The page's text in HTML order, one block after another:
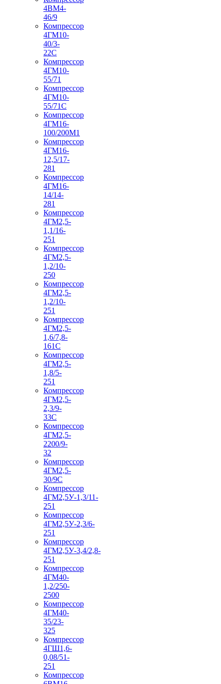
4ВМ4-
46/9
Компрессор
4ГМ10-
40/3-
22С
Компрессор
4ГМ10-
55/71
Компрессор
4ГМ10-
55/71С
Компрессор
4ГМ16-
100/200М1
Компрессор
4ГМ16-
12,5/17-
281
Компрессор
4ГМ16-
14/14-
281
Компрессор
4ГМ2,5-
1,1/16-
251
Компрессор
4ГМ2,5-
1,2/10-
250
Компрессор
4ГМ2,5-
1,2/10-
251
Компрессор
4ГМ2,5-
1,6/7,8-
161С
Компрессор
4ГМ2,5-
1,8/5-
251
Компрессор
4ГМ2,5-
2,3/9-
33С
Компрессор
4ГМ2,5-
2200/9-
32
Компрессор
4ГМ2,5-
30/9С
Компрессор
4ГМ2,5У-1,3/11-
251
Компрессор
4ГМ2,5У-2,3/6-
251
Компрессор
4ГМ2,5У-3,4/2,8-
251
Компрессор
4ГМ40-
1,2/250-
2500
Компрессор
4ГМ40-
35/23-
325
Компрессор
4ГШ1,6-
0,08/51-
251
Компрессор